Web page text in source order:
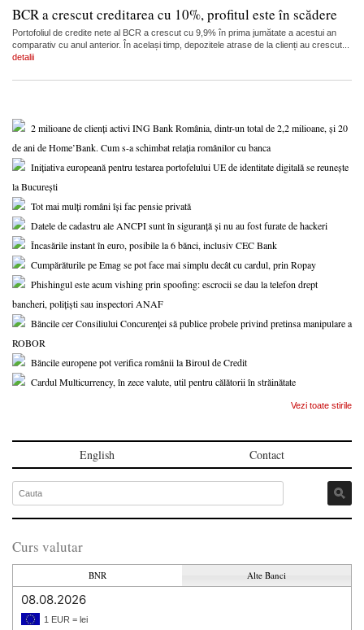
BCR a crescut creditarea cu 10%, profitul este în scădere
Portofoliul de credite nete al BCR a crescut cu 9,9% în prima jumătate a acestui an
comparativ cu anul anterior. În același timp, depozitele atrase de la clienți au crescut...
detalii
2 milioane de clienți activi ING Bank România, dintr-un total de 2,2 milioane, și 20
de ani de Home’Bank. Cum s-a schimbat relația românilor cu banca
Inițiativa europeană pentru testarea portofelului UE de identitate digitală se reunește
la București
Tot mai mulți români își fac pensie privată
Datele de cadastru ale ANCPI sunt în siguranță și nu au fost furate de hackeri
Încasările instant în euro, posibile la 6 bănci, inclusiv CEC Bank
Cumpărăturile pe Emag se pot face mai simplu decât cu cardul, prin Ropay
Phishingul este acum vishing prin spoofing: escrocii se dau la telefon drept
bancheri, polițiști sau inspectori ANAF
Băncile cer Consiliului Concurenței să publice probele privind pretinsa manipulare a
ROBOR
Băncile europene pot verifica românii la Biroul de Credit
Cardul Multicurrency, în zece valute, util pentru călătorii în străinătate
Vezi toate stirile
English Contact
Curs valutar
BNR Alte Banci
08.08.2026
1 EUR = lei